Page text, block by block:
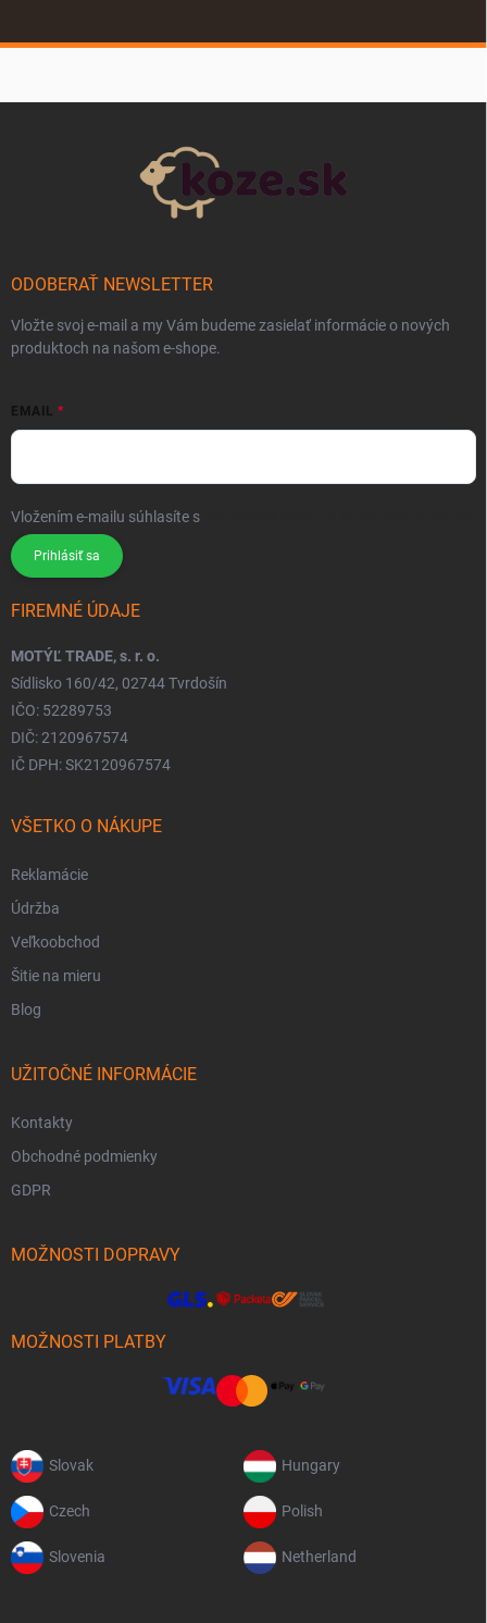
ODOBERAŤ NEWSLETTER
Vložte svoj e-mail a my Vám budeme zasielať informácie o nových
produktoch na našom e-shope.
EMAIL
Vložením e-mailu súhlasíte s
Prihlásiť sa
FIREMNÉ ÚDAJE
MOTÝĽ TRADE, s. r. o.
Sídlisko 160/42, 02744 Tvrdošín
IČO: 52289753
DIČ: 2120967574
IČ DPH: SK2120967574
VŠETKO O NÁKUPE
Reklamácie
Údržba
Veľkoobchod
Šitie na mieru
Blog
UŽITOČNÉ INFORMÁCIE
Kontakty
Obchodné podmienky
GDPR
MOŽNOSTI DOPRAVY
MOŽNOSTI PLATBY
Slovak Hungary
Czech Polish
Slovenia Netherland